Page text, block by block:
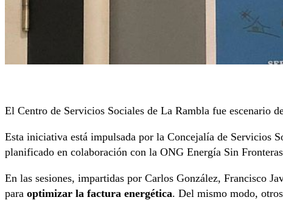
El Centro de Servicios Sociales de La Rambla fue escenario
Esta iniciativa está impulsada por la Concejalía de Servicios
planificado en colaboración con la ONG Energía Sin
En las sesiones, impartidas por Carlos González, Francisco
para optimizar la factura energética. Del mismo modo,